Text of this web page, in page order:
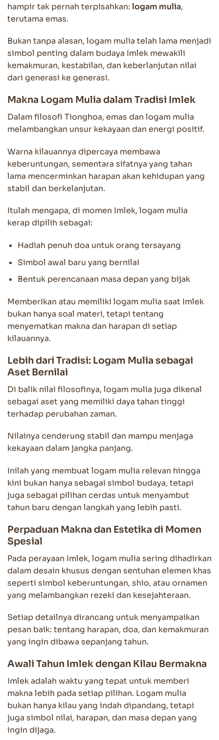
hampir tak pernah terpisahkan: logam mulia,
terutama emas.
Bukan tanpa alasan, logam mulia telah lama menjadi
simbol penting dalam budaya Imlek mewakili
kemakmuran, kestabilan, dan keberlanjutan nilai
dari generasi ke generasi.
Makna Logam Mulia dalam Tradisi Imlek
Dalam filosofi Tionghoa, emas dan logam mulia
melambangkan unsur kekayaan dan energi positif.
Warna kilauannya dipercaya membawa
keberuntungan, sementara sifatnya yang tahan
lama mencerminkan harapan akan kehidupan yang
stabil dan berkelanjutan.
Itulah mengapa, di momen Imlek, logam mulia
kerap dipilih sebagai:
Hadiah penuh doa untuk orang tersayang
Simbol awal baru yang bernilai
Bentuk perencanaan masa depan yang bijak
Memberikan atau memiliki logam mulia saat Imlek
bukan hanya soal materi, tetapi tentang
menyematkan makna dan harapan di setiap
kilauannya.
Lebih dari Tradisi: Logam Mulia sebagai
Aset Bernilai
Di balik nilai filosofinya, logam mulia juga dikenal
sebagai aset yang memiliki daya tahan tinggi
terhadap perubahan zaman.
Nilainya cenderung stabil dan mampu menjaga
kekayaan dalam jangka panjang.
Inilah yang membuat logam mulia relevan hingga
kini bukan hanya sebagai simbol budaya, tetapi
juga sebagai pilihan cerdas untuk menyambut
tahun baru dengan langkah yang lebih pasti.
Perpaduan Makna dan Estetika di Momen
Spesial
Pada perayaan Imlek, logam mulia sering dihadirkan
dalam desain khusus dengan sentuhan elemen khas
seperti simbol keberuntungan, shio, atau ornamen
yang melambangkan rezeki dan kesejahteraan.
Setiap detailnya dirancang untuk menyampaikan
pesan baik: tentang harapan, doa, dan kemakmuran
yang ingin dibawa sepanjang tahun.
Awali Tahun Imlek dengan Kilau Bermakna
Imlek adalah waktu yang tepat untuk memberi
makna lebih pada setiap pilihan. Logam mulia
bukan hanya kilau yang indah dipandang, tetapi
juga simbol nilai, harapan, dan masa depan yang
ingin dijaga.